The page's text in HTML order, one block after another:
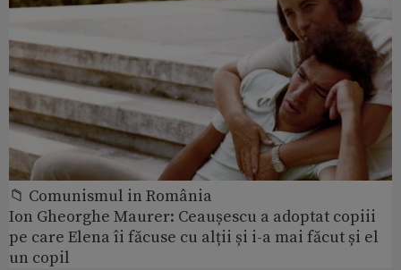
📁 Comunismul in România
Ion Gheorghe Maurer: Ceaușescu a adoptat copiii
pe care Elena îi făcuse cu alții și i-a mai făcut și el
un copil